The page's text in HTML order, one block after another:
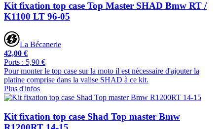
Kit fixation top case Top Master SHAD Bmw RT /
K1100 LT 96-05
La Bécanerie
42,00 €
Ports : 5,90 €
Pour monter le top case sur la moto il est nécessaire d'ajouter la
platine comprise dans la valise SHAD à ce kit.
Plus d'infos
Kit fixation top case Shad Top master Bmw